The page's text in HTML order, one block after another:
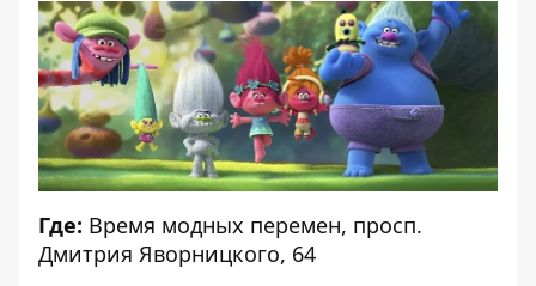
Где: Время модных перемен, просп.
Дмитрия Яворницкого, 64